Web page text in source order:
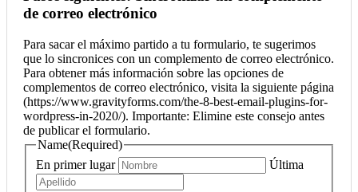
de correo electrónico
Para sacar el máximo partido a tu formulario, te sugerimos
que lo sincronices con un complemento de correo electrónico.
Para obtener más información sobre las opciones de
complementos de correo electrónico, visita la siguiente página
(https://www.gravityforms.com/the-8-best-email-plugins-for-
wordpress-in-2020/). Importante: Elimine este consejo antes
de publicar el formulario.
Name(Required)
En primer lugar
Última